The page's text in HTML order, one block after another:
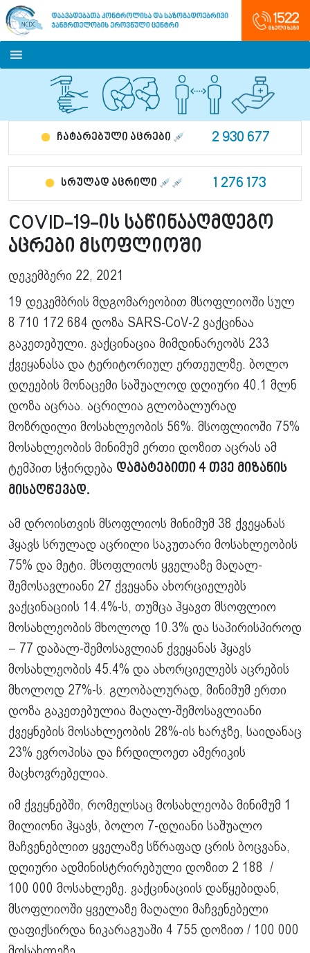
ჩატარებული აცრები 2 930 677
სრულად აცრილი 1 276 173
COVID-19-ის საწინააღმდეგო
აცრები მსოფლიოში
დეკემბერი 22, 2021
19 დეკემბრის მდგომარეობით მსოფლიოში სულ
8 710 172 684 დოზა SARS-CoV-2 ვაქცინაა
გაკეთებული. ვაქცინაცია მიმდინარეობს 233
ქვეყანასა და ტერიტორიულ ერთეულზე. ბოლო
დღეების მონაცემი საშუალოდ დღიური 40.1 მლნ
დოზა აცრაა. აცრილია გლობალურად
მოზრდილი მოსახლეობის 56%. მსოფლიოში 75%
მოსახლეობის მინიმუმ ერთი დოზით აცრას ამ
ტემპით სჭირდება დამატებითი 4 თვე მიზანის
მისაღწევად.
ამ დროისთვის მსოფლიოს მინიმუმ 38 ქვეყანას
ჰყავს სრულად აცრილი საკუთარი მოსახლეობის
75% და მეტი. მსოფლიოს ყველაზე მაღალ-
შემოსავლიანი 27 ქვეყანა ახორციელებს
ვაქცინაციის 14.4%-ს, თუმცა ჰყავთ მსოფლიო
მოსახლეობის მხოლოდ 10.3% და საპირისპიროდ
– 77 დაბალ-შემოსავლიან ქვეყანას ჰყავს
მოსახლეობის 45.4% და ახორციელებს აცრების
მხოლოდ 27%-ს. გლობალურად, მინიმუმ ერთი
დოზა გაკეთებულია მაღალ-შემოსავლიანი
ქვეყნების მოსახლეობის 28%-ის ხარჯზე, საიდანაც
23% ევროპისა და ჩრდილოეთ ამერიკის
მაცხოვრებელია.
იმ ქვეყნებში, რომელსაც მოსახლეობა მინიმუმ 1
მილიონი ჰყავს, ბოლო 7-დღიანი საშუალო
მაჩვენებლით ყველაზე სწრაფად ცრის ბოცვანა,
დღიური ადმინისტრირებული დოზით 2 188 /
100 000 მოსახლეზე. ვაქცინაციის დაწყებიდან,
მსოფლიოში ყველაზე მაღალი მაჩვენებელი
დაფიქსირდა ნიკარაგუაში 4 755 დოზით / 100 000